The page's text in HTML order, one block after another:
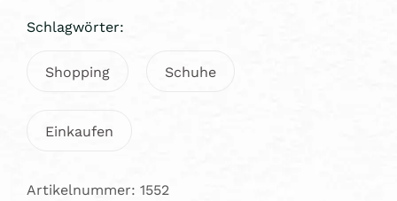
Schlagwörter:
Shopping Schuhe
Einkaufen
Artikelnummer: 1552